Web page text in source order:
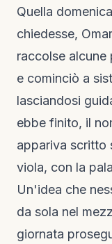
Comederos
libertad o
Dal blog · 7
NOTE DAL
Cosa è
Note dal
VIDEO
Il video
Quella
chiedesse,
raccolse alcune
e cominciò a
lasciandosi
ebbe finito, il
appariva scritto
viola, con la
Un'idea che
da sola nel
giornata